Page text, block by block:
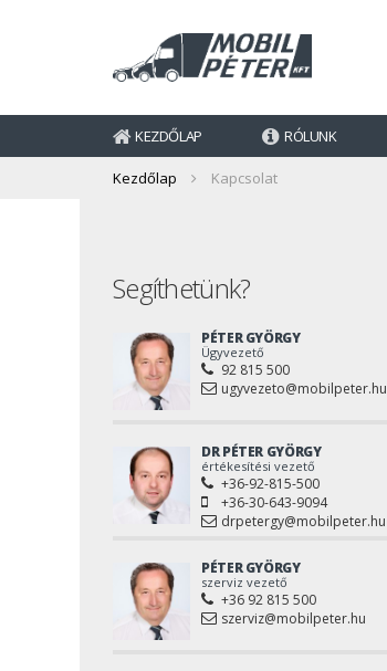
KEZDŐLAP RÓLUNK
Kezdőlap Kapcsolat
Segíthetünk?
PÉTER GYÖRGY
Ügyvezető
92 815 500
ugyvezeto@mobilpeter.hu
DR PÉTER GYÖRGY
értékesítési vezető
+36-92-815-500
+36-30-643-9094
drpetergy@mobilpeter.hu
PÉTER GYÖRGY
szerviz vezető
+36 92 815 500
szerviz@mobilpeter.hu